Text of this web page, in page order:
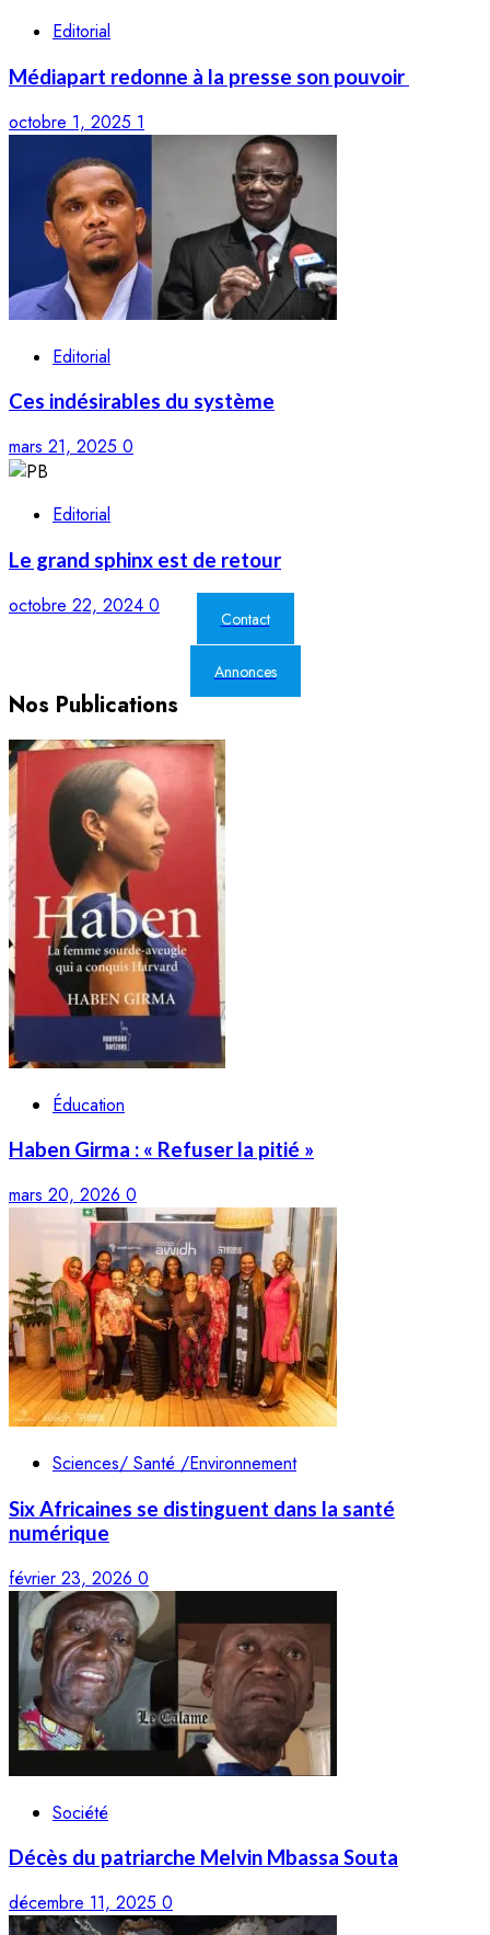
Editorial
Médiapart redonne à la presse son pouvoir
octobre 1, 2025 1
Editorial
Ces indésirables du système
mars 21, 2025 0
Editorial
Le grand sphinx est de retour
octobre 22, 2024 0
Contact
Annonces
Nos Publications
Éducation
Haben Girma : « Refuser la pitié »
mars 20, 2026 0
Sciences/ Santé /Environnement
Six Africaines se distinguent dans la santé
numérique
février 23, 2026 0
Société
Décès du patriarche Melvin Mbassa Souta
décembre 11, 2025 0